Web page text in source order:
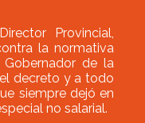
Provincial,
la normativa
de la
decreto y a todo
siempre dejó en
no salarial.